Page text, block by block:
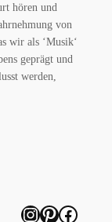
hören und
von
wir als ‘Musik‘
geprägt und
werden,
InstagramPinterest Facebook